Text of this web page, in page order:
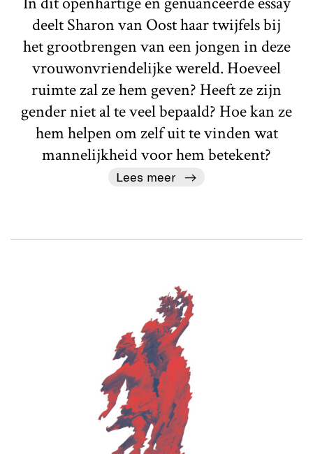
deelt Sharon van Oost haar twijfels bij
het grootbrengen van een jongen in deze
vrouwonvriendelijke wereld. Hoeveel
ruimte zal ze hem geven? Heeft ze zijn
gender niet al te veel bepaald? Hoe kan ze
hem helpen om zelf uit te vinden wat
mannelijkheid voor hem betekent?
Lees meer